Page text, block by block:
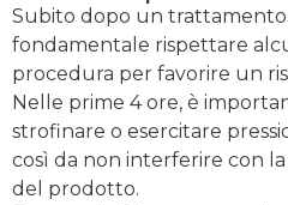
Subito dopo un trattamento
fondamentale rispettare
procedura per favorire un
Nelle prime 4 ore, è
strofinare o esercitare
così da non interferire con
del prodotto.